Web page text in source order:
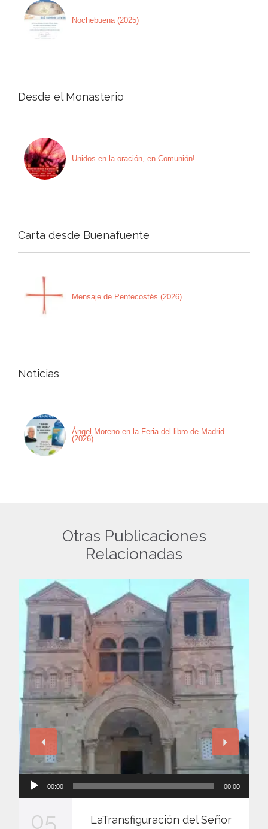
Nochebuena (2025)
Desde el Monasterio
Unidos en la oración, en Comunión!
Carta desde Buenafuente
Mensaje de Pentecostés (2026)
Noticias
Ángel Moreno en la Feria del libro de Madrid
(2026)
Otras Publicaciones
Relacionadas
00:00 00:00
05
LaTransfiguración del Señor